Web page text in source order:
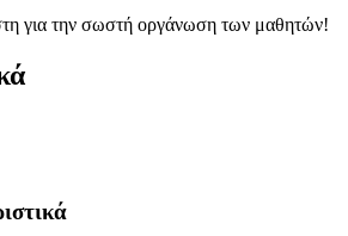
για την σωστή οργάνωση των μαθητών!